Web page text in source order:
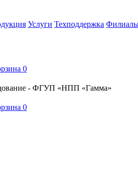
Услуги Техподдержка
0
- ФГУП «НПП «Гамма»
0